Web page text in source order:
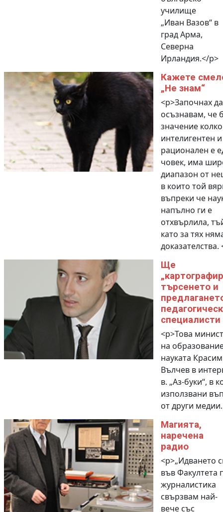
училище
„Иван Вазов“ в
град Арма,
Северна
Ирландия.</p>
Кажете
„Не знам“
<p>Започнах да
осъзнавам, че
значение колко
интелигентен и
рационален е
човек, има
диапазон от
в които той
въпреки че
напълно ги е
отхвърлила,
като за тях
доказателства.
Ще
търсенето и
специалисти
<p>Това
на
науката
Вълчев в
в. „Аз-буки“, в
използвани
от други
Магията,
наречена
радио
<p>„Идването
във Факултета
журналистика
свързвам най-
вече със